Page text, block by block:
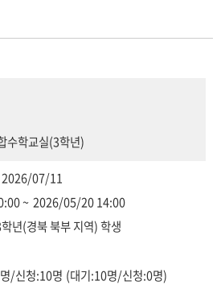
수학교실(3학년)
2026/07/11
~ 2026/05/20 14:00
년(경북 북부 지역) 학생
/신청:10명 (대기:10명/신청:0명)